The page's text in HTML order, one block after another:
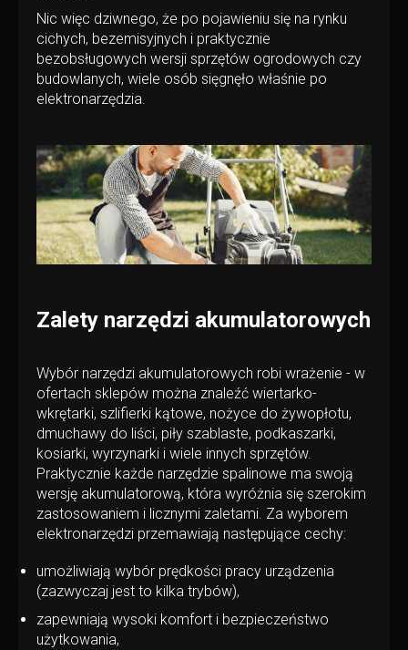
Nic więc dziwnego, że po pojawieniu się na rynku
cichych, bezemisyjnych i praktycznie
bezobsługowych wersji sprzętów ogrodowych czy
budowlanych, wiele osób sięgnęło właśnie po
elektronarzędzia.
Zalety narzędzi akumulatorowych
Wybór narzędzi akumulatorowych robi wrażenie - w
ofertach sklepów można znaleźć wiertarko-
wkrętarki, szlifierki kątowe, nożyce do żywopłotu,
dmuchawy do liści, piły szablaste, podkaszarki,
kosiarki, wyrzynarki i wiele innych sprzętów.
Praktycznie każde narzędzie spalinowe ma swoją
wersję akumulatorową, która wyróżnia się szerokim
zastosowaniem i licznymi zaletami. Za wyborem
elektronarzędzi przemawiają następujące cechy:
umożliwiają wybór prędkości pracy urządzenia
(zazwyczaj jest to kilka trybów),
zapewniają wysoki komfort i bezpieczeństwo
użytkowania,